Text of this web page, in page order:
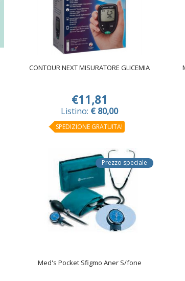
CONTOUR NEXT MISURATORE GLICEMIA
€11,81
Listino: € 80,00
SPEDIZIONE GRATUITA!
Prezzo speciale
Med's Pocket Sfigmo Aner S/fone